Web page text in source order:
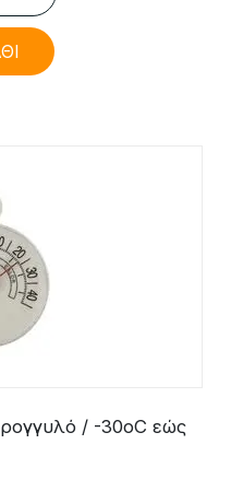
/ -30oC εώς